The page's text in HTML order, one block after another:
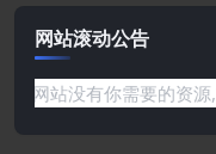
网站滚动公告
何问题或是网站没有